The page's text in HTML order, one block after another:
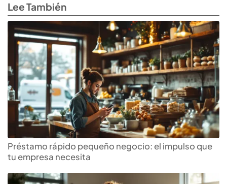
Lee También
Préstamo rápido pequeño negocio: el impulso que
tu empresa necesita